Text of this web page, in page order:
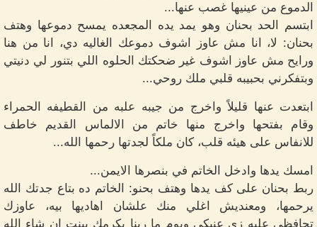
الدموع من عينيها غصب عنها...
ابتسم الحد بحنان وهو يمد يده المجعده يمسح دموعها وهتف
بحنان: لا، انا مش عاوز اشوف دموعك الغاليه دي، انا من هنا
ورايح مش عاوز اشوف غير ضحكتك الحلوه اللي بتنور لي دنيتي
وبتفكرني بحبيبه قلبي ملك روحي...
ابتعدت عنها قليلاً واخرج من جيبه علبه من القطيفه الحمراء
وقام بفتحها واخرج منها خاتم من الالماس القديم خاطف
للانفاس على هيئه قلب، كان ملكاً لجدتها رحمها الله...
امسك يدها وادخل الخاتم في بنصرها الايمن...
ربط بحنان على كف يدها وهتف بحنو: الخاتم ده بتاع جدتك الله
يرحمها، ومعنديش اغلي منك علشان اهاديها بيه، عاوزك
تحافظي عليه زي عنيكي ويوم ما ربنا يكرمك ببنت ان شاء الله